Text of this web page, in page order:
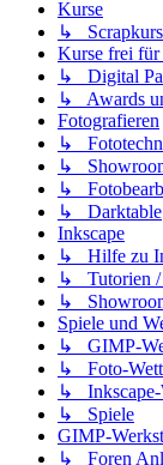
Kurse
↳
Kurse frei
↳ Digital
↳ Awards
Fotografieren
↳
↳
↳
↳ Darktable
Inkscape
↳ Hilfe zu
↳ Tutorien /
↳
Spiele und
↳ GIMP-
↳ Foto-
↳ Inkscape-
↳ Spiele
GIMP-
↳ Foren